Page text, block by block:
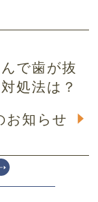
で歯が抜
処法は？
知らせ